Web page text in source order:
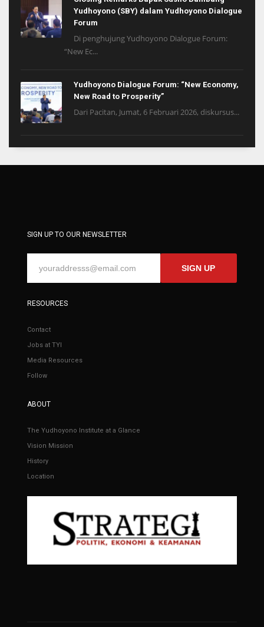
Yudhoyono (SBY) dalam Yudhoyono Dialogue
Forum
Di penghujung Yudhoyono Dialogue Forum:
“New Ec...
Yudhoyono Dialogue Forum: “New Economy,
New Road to Prosperity”
Dari Pacitan, Jumat, 6 Februari 2026, diskursus...
SIGN UP TO OUR NEWSLETTER
SIGN UP
RESOURCES
Contact
Jobs at TYI
Media Resources
Follow
ABOUT
The Yudhoyono Institute at a Glance
Vision Mission
History
Location